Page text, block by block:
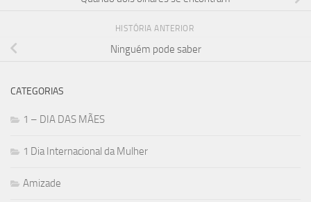
HISTÓRIA ANTERIOR
Ninguém pode saber
CATEGORIAS
1 – DIA DAS MÃES
1 Dia Internacional da Mulher
Amizade